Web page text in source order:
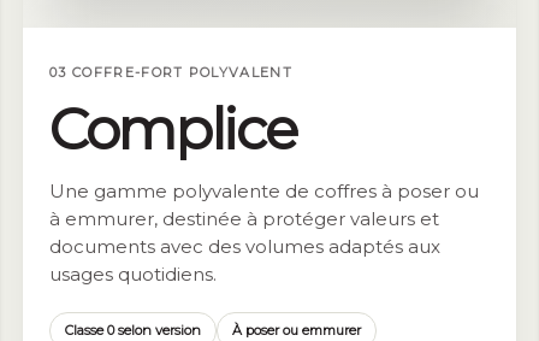
03 COFFRE-FORT POLYVALENT
Complice
Une gamme polyvalente de coffres à poser ou
à emmurer, destinée à protéger valeurs et
documents avec des volumes adaptés aux
usages quotidiens.
Classe 0 selon version À poser ou emmurer